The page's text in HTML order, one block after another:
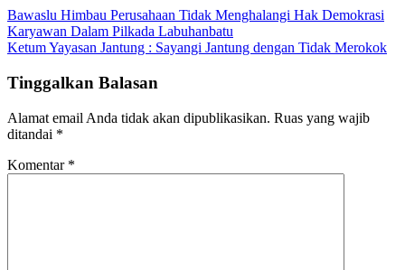
Bawaslu Himbau Perusahaan Tidak Menghalangi Hak Demokrasi
Karyawan Dalam Pilkada Labuhanbatu
Ketum Yayasan Jantung : Sayangi Jantung dengan Tidak Merokok
Tinggalkan Balasan
Alamat email Anda tidak akan dipublikasikan. Ruas yang wajib
ditandai *
Komentar *